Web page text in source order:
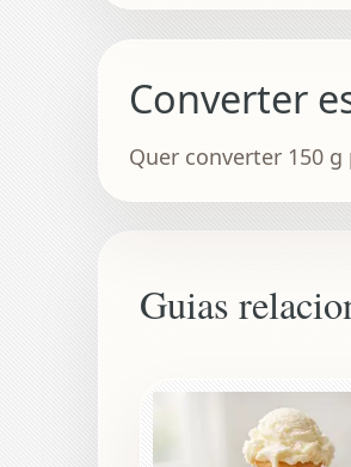
Converter
Quer converter 150 g
Guias